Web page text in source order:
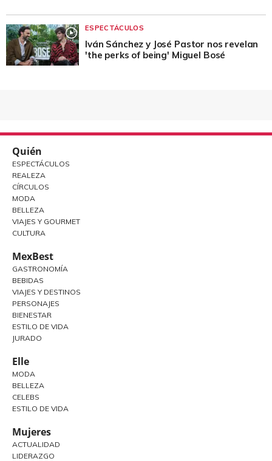
ESPECTÁCULOS
Iván Sánchez y José Pastor nos revelan
'the perks of being' Miguel Bosé
Quién
ESPECTÁCULOS
REALEZA
CÍRCULOS
MODA
BELLEZA
VIAJES Y GOURMET
CULTURA
MexBest
GASTRONOMÍA
BEBIDAS
VIAJES Y DESTINOS
PERSONAJES
BIENESTAR
ESTILO DE VIDA
JURADO
Elle
MODA
BELLEZA
CELEBS
ESTILO DE VIDA
Mujeres
ACTUALIDAD
LIDERAZGO